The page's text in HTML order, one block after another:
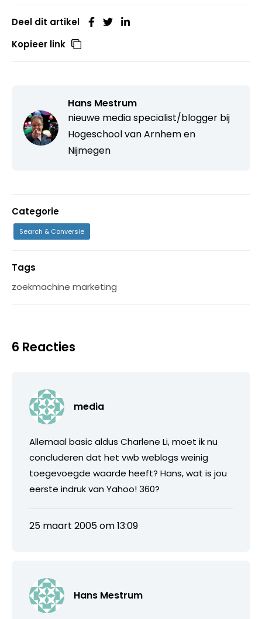
Deel dit artikel
Kopieer link
Hans Mestrum
nieuwe media specialist/blogger bij
Hogeschool van Arnhem en
Nijmegen
Categorie
Search & Conversie
Tags
zoekmachine marketing
6 Reacties
media
Allemaal basic aldus Charlene Li, moet ik nu
concluderen dat het vwb weblogs weinig
toegevoegde waarde heeft? Hans, wat is jou
eerste indruk van Yahoo! 360?
25 maart 2005 om 13:09
Hans Mestrum